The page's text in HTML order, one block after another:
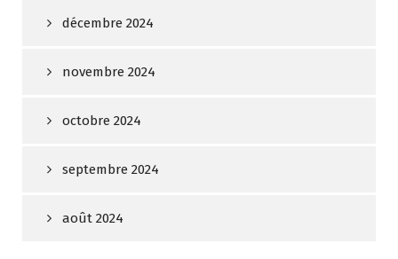
décembre 2024
novembre 2024
octobre 2024
septembre 2024
août 2024